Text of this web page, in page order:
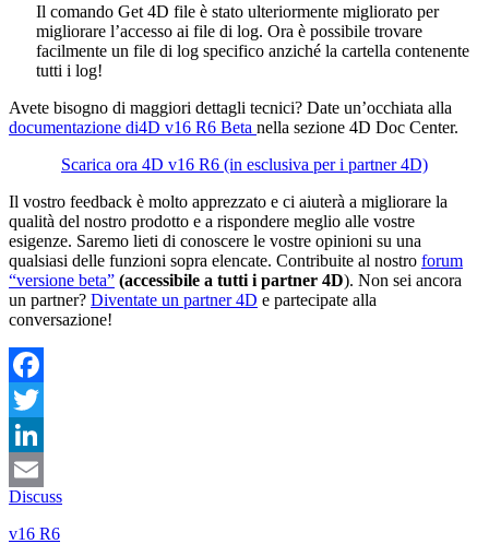
Il comando Get 4D file è stato ulteriormente migliorato per
migliorare l’accesso ai file di log. Ora è possibile trovare
facilmente un file di log specifico anziché la cartella contenente
tutti i log!
Avete bisogno di maggiori dettagli tecnici? Date un’occhiata alla
documentazione di4D v16 R6 Beta nella sezione 4D Doc Center.
Scarica ora 4D v16 R6 (in esclusiva per i partner 4D)
Il vostro feedback è molto apprezzato e ci aiuterà a migliorare la
qualità del nostro prodotto e a rispondere meglio alle vostre
esigenze. Saremo lieti di conoscere le vostre opinioni su una
qualsiasi delle funzioni sopra elencate. Contribuite al nostro forum
“versione beta” (accessibile a tutti i partner 4D). Non sei ancora
un partner? Diventate un partner 4D e partecipate alla
conversazione!
Facebook
Twitter
LinkedIn
Email
Discuss
v16 R6